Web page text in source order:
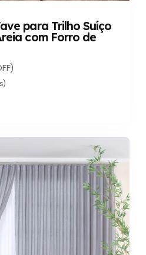
para Trilho Suíço
com Forro de